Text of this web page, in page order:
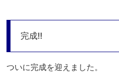
完成‼
ついに完成を迎えました。